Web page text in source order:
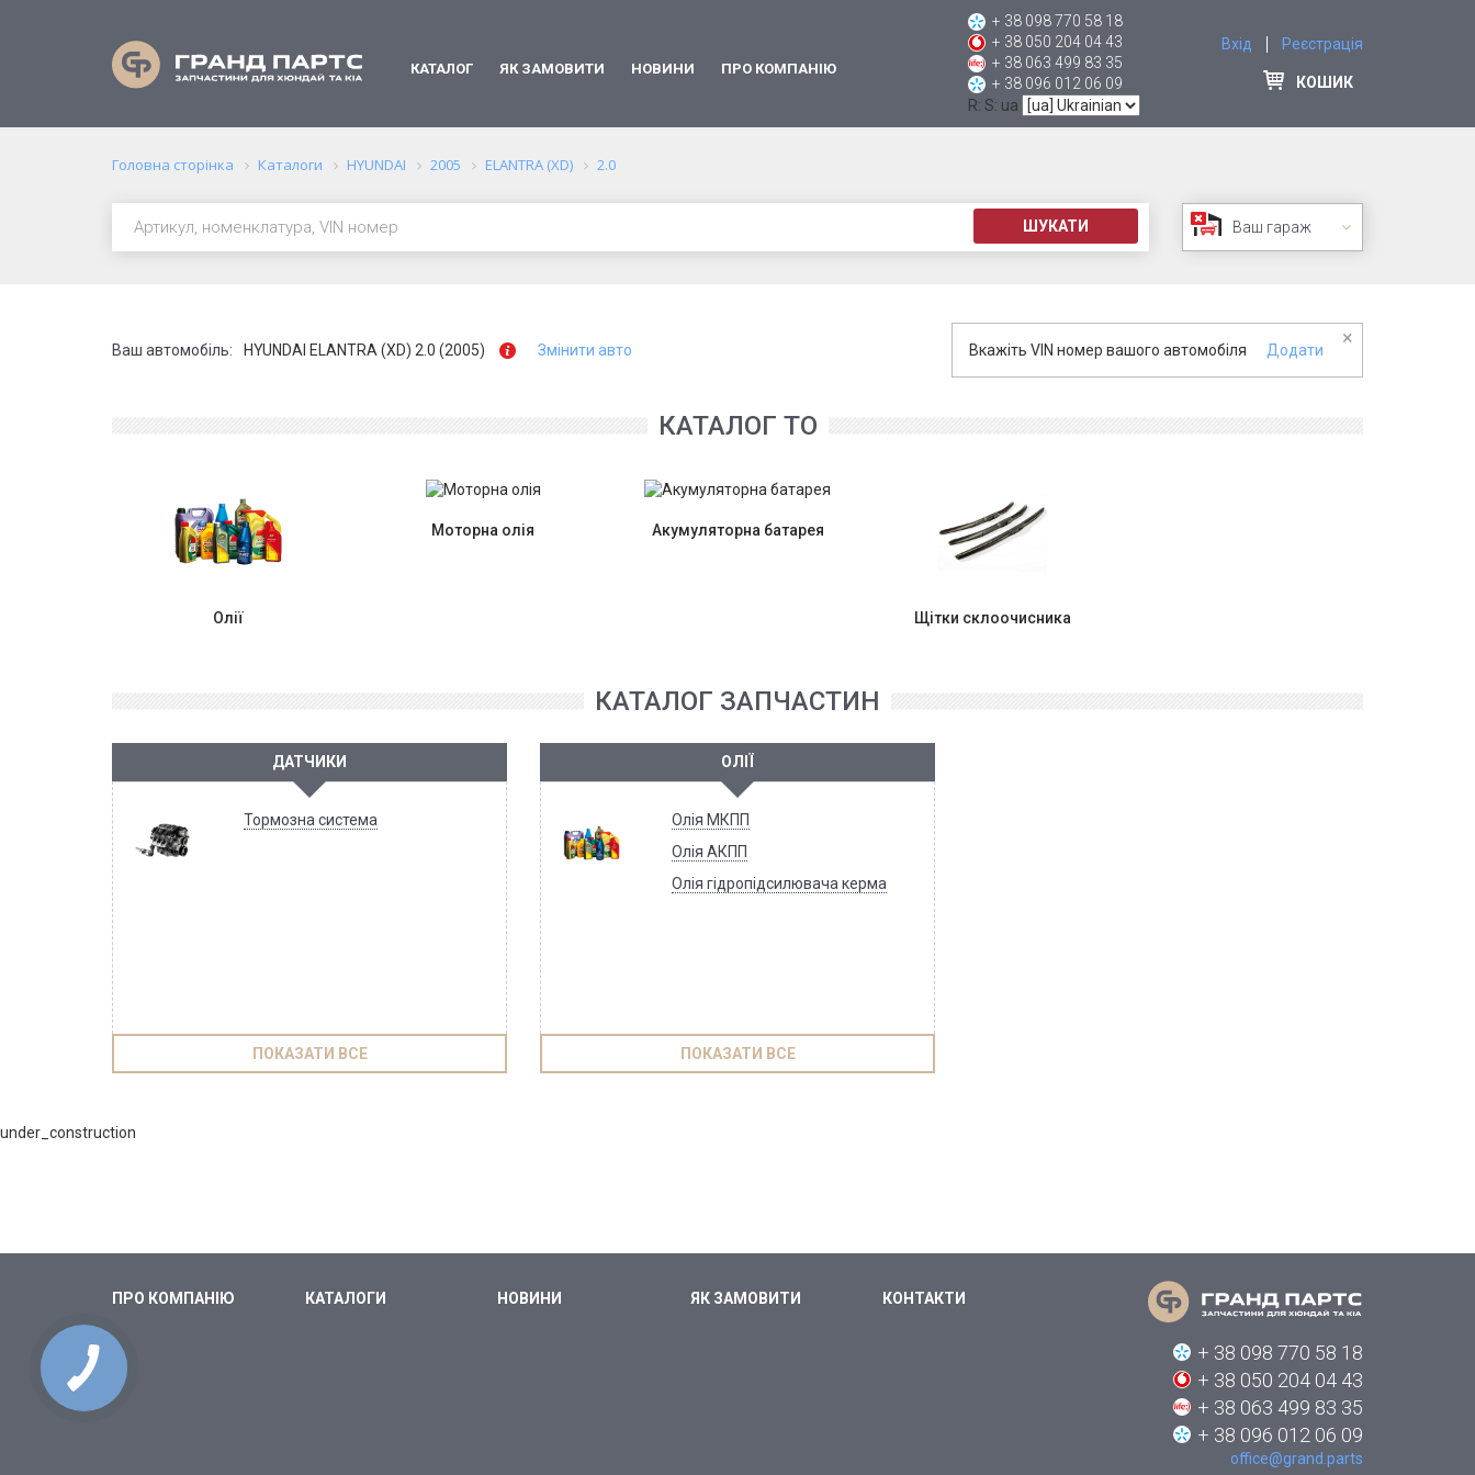
КАТАЛОГ ЯК ЗАМОВИТИ НОВИНИ ПРО КОМПАНІЮ
+ 38 098 770 58 18
+ 38 050 204 04 43
+ 38 063 499 83 35
+ 38 096 012 06 09
R: S: ua
Вхід Реєстрація
КОШИК
Головна сторінка Каталоги HYUNDAI 2005 ELANTRA (XD) 2.0
ШУКАТИ Ваш гараж
Ваш автомобіль: HYUNDAI ELANTRA (XD) 2.0 (2005) Змінити авто Вкажіть VIN номер вашого автомобіля Додати
×
КАТАЛОГ ТО
Олії
Моторна олія Акумуляторна батарея
Щітки склоочисника
КАТАЛОГ ЗАПЧАСТИН
ДАТЧИКИ
Тормозна система
ПОКАЗАТИ ВСЕ
ОЛІЇ
Олія МКПП
Олія АКПП
Олія гідропідсилювача керма
ПОКАЗАТИ ВСЕ
under_construction
ПРО КОМПАНІЮ КАТАЛОГИ НОВИНИ ЯК ЗАМОВИТИ КОНТАКТИ
+ 38 098 770 58 18
+ 38 050 204 04 43
+ 38 063 499 83 35
+ 38 096 012 06 09
office@grand.parts